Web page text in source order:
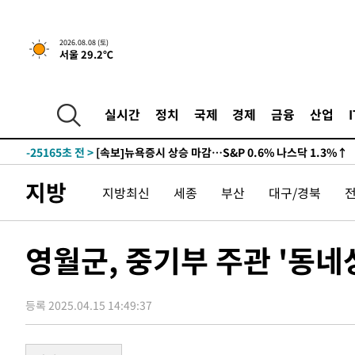
2026.08.08 (토)
서울 29.2℃
실시간 정치 국제 경제 금융 산업
-25165초 전 >
-32039초 전 > '최고 37도' 폭염 지속…강원동해안 최대 150㎜ 비
-32039초 전 >
'최고 37도' 폭염 지속…강원동해안 최대 150㎜ 비
-25165초 전 >[속보]뉴욕증시 상승 마감…S&P 0.6% 나스닥 1.3%↑
지방 지방최신 세종 부산 대구/경북
영월군, 중기부 주관 '동
등록 2025.04.15 14:49:37